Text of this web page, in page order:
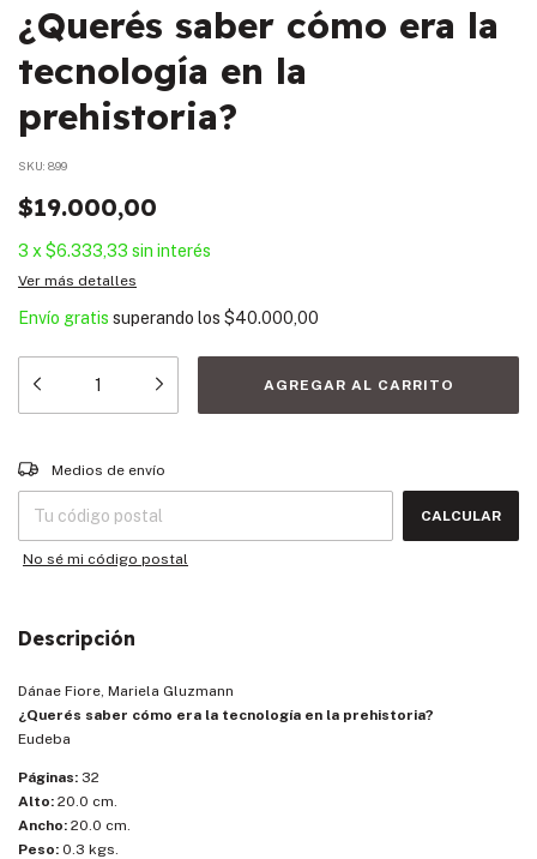
¿Querés saber cómo era la
tecnología en la
prehistoria?
SKU: 899
$19.000,00
3 x $6.333,33 sin interés
Ver más detalles
Envío gratis superando los $40.000,00
Entregas para el CP:
Medios de envío
CALCULAR
No sé mi código postal
Descripción
Dánae Fiore, Mariela Gluzmann
¿Querés saber cómo era la tecnología en la prehistoria?
Eudeba
Páginas: 32
Alto: 20.0 cm.
Ancho: 20.0 cm.
Peso: 0.3 kgs.